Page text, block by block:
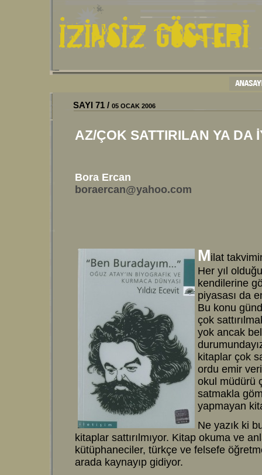
SAYI 71 / 05 OCAK 2006
AZ/ÇOK SATTIRILAN YA DA
Bora Ercan
boraercan@yahoo.com
Milat
Her yıl
kendilerine
piyasası da
Bu konu
çok
yok ancak
kitaplar çok
ordu emir
okul müdürü
satmakla
yapmayan
Ne yazık ki
kitaplar sattırılmıyor. Kitap okuma ve
kütüphaneciler, türkçe ve felsefe
arada kaynayıp gidiyor.